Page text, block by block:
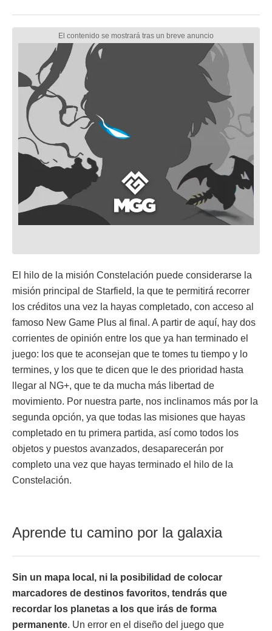
El hilo de la misión Constelación puede considerarse la
misión principal de Starfield, la que te permitirá recorrer
los créditos una vez la hayas completado, con acceso al
famoso New Game Plus al final. A partir de aquí, hay dos
corrientes de opinión entre los que ya han terminado el
juego: los que te aconsejan que te tomes tu tiempo y lo
termines, y los que te dicen que le des prioridad hasta
llegar al NG+, que te da mucha más libertad de
movimiento. Por nuestra parte, nos inclinamos más por la
segunda opción, ya que todas las misiones que hayas
completado en tu primera partida, así como todos los
objetos y puestos avanzados, desaparecerán por
completo una vez que hayas terminado el hilo de la
Constelación.
Aprende tu camino por la galaxia
Sin un mapa local, ni la posibilidad de colocar
marcadores de destinos favoritos, tendrás que
recordar los planetas a los que irás de forma
permanente. Un error en el diseño del juego que